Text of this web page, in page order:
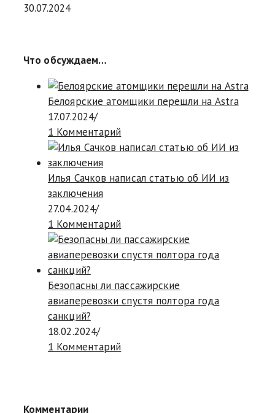
30.07.2024
Что обсуждаем…
Белоярские атомщики перешли на Astra
17.07.2024/
1 Комментарий
Илья Сачков написал статью об ИИ из
заключения
27.04.2024/
1 Комментарий
Безопасны ли пассажирские
авиаперевозки спустя полтора года
санкций?
18.02.2024/
1 Комментарий
Комментарии